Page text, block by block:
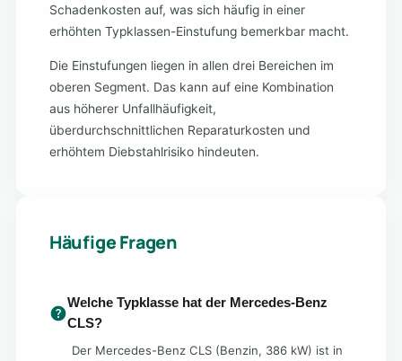
Schadenkosten auf, was sich häufig in einer
erhöhten Typklassen-Einstufung bemerkbar macht.
Die Einstufungen liegen in allen drei Bereichen im
oberen Segment. Das kann auf eine Kombination
aus höherer Unfallhäufigkeit,
überdurchschnittlichen Reparaturkosten und
erhöhtem Diebstahlrisiko hindeuten.
Häufige Fragen
Welche Typklasse hat der Mercedes-Benz
CLS?
Der Mercedes-Benz CLS (Benzin, 386 kW) ist in